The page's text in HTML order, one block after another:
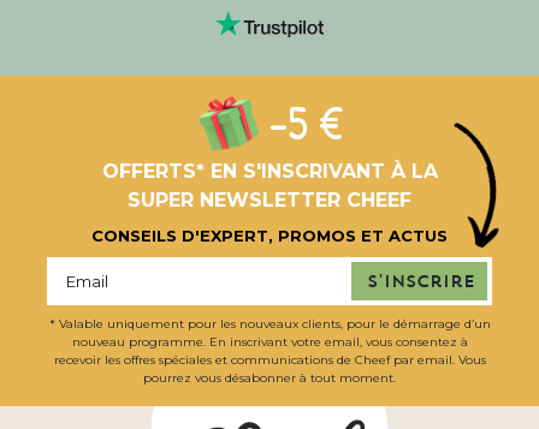
-5 €
OFFERTS* EN S'INSCRIVANT À LA
SUPER NEWSLETTER CHEEF
CONSEILS D'EXPERT, PROMOS ET ACTUS
S'inscrire
* Valable uniquement pour les nouveaux clients, pour le démarrage d’un
nouveau programme. En inscrivant votre email, vous consentez à
recevoir les offres spéciales et communications de Cheef par email. Vous
pourrez vous désabonner à tout moment.